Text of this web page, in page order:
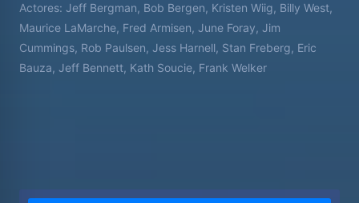
Actores: Jeff Bergman, Bob Bergen, Kristen Wiig, Billy West,
Maurice LaMarche, Fred Armisen, June Foray, Jim
Cummings, Rob Paulsen, Jess Harnell, Stan Freberg, Eric
Bauza, Jeff Bennett, Kath Soucie, Frank Welker